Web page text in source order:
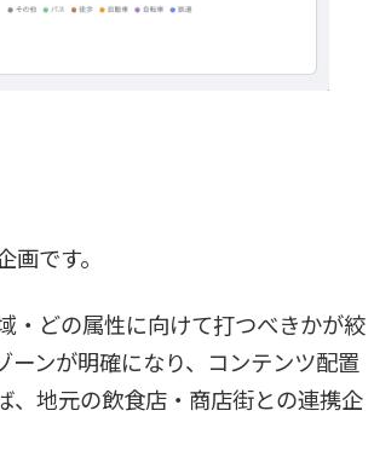
です。
・どの属性に向けて打つべきかが絞
ンが明確になり、コンテンツ配置
、地元の飲食店・商店街との連携企